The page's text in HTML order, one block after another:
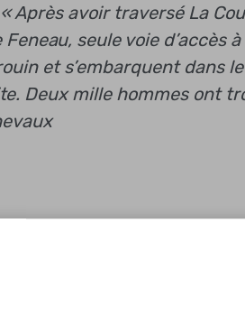
« Après avoir traversé La
seule voie d’accès
et s’embarquent dans
Deux mille hommes ont
plus loin, cette chaussée
vingts pas environ,